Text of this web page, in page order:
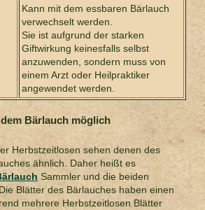
Kann mit dem essbaren Bärlauch
verwechselt werden.
Sie ist aufgrund der starken
Giftwirkung keinesfalls selbst
anzuwenden, sondern muss von
einem Arzt oder Heilpraktiker
angewendet werden.
Bärlauch möglich
Herbstzeitlosen sehen denen des
ähnlich. Daher heißt es
Sammler und die beiden
Blätter des Bärlauches haben einen
mehrere Herbstzeitlosen Blätter